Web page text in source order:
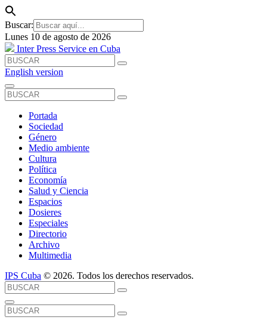
Buscar:
Lunes 10 de agosto de 2026
Inter Press Service en Cuba
English version
Portada
Sociedad
Género
Medio ambiente
Cultura
Política
Economía
Salud y Ciencia
Espacios
Dosieres
Especiales
Directorio
Archivo
Multimedia
IPS Cuba © 2026. Todos los derechos reservados.